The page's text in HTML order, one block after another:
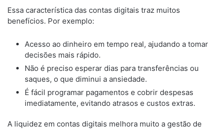
Essa característica das contas digitais traz muitos
benefícios. Por exemplo:
Acesso ao dinheiro em tempo real, ajudando a tomar
decisões mais rápido.
Não é preciso esperar dias para transferências ou
saques, o que diminui a ansiedade.
É fácil programar pagamentos e cobrir despesas
imediatamente, evitando atrasos e custos extras.
A liquidez em contas digitais melhora muito a gestão de